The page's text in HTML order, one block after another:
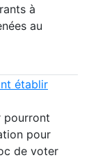
à
au
établir
pourront
pour
de voter